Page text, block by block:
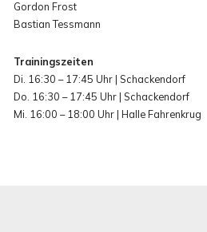
Gordon Frost
Bastian Tessmann
Trainingszeiten
Di. 16:30 – 17:45 Uhr | Schackendorf
Do. 16:30 – 17:45 Uhr | Schackendorf
Mi. 16:00 – 18:00 Uhr | Halle Fahrenkrug